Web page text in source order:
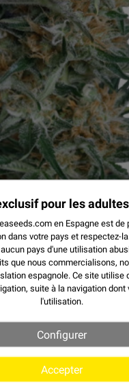
(4)
pour les
en Espagne est de
dans votre pays et respectez-la.
pays d'une utilisation
que nous commercialisons,
espagnole. Ce site utilise
suite à la navigation dont
l'utilisation.
Configurer
Accepter